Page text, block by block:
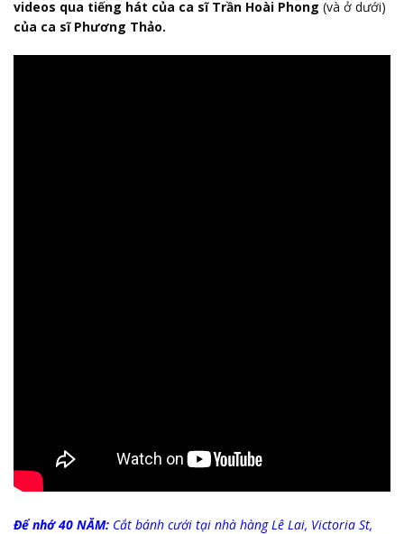
videos qua tiếng hát của ca sĩ Trần Hoài Phong (và ở dưới)
của ca sĩ Phương Thảo.
Để nhớ 40 NĂM: Cắt bánh cưới tại nhà hàng Lê Lai, Victoria St,